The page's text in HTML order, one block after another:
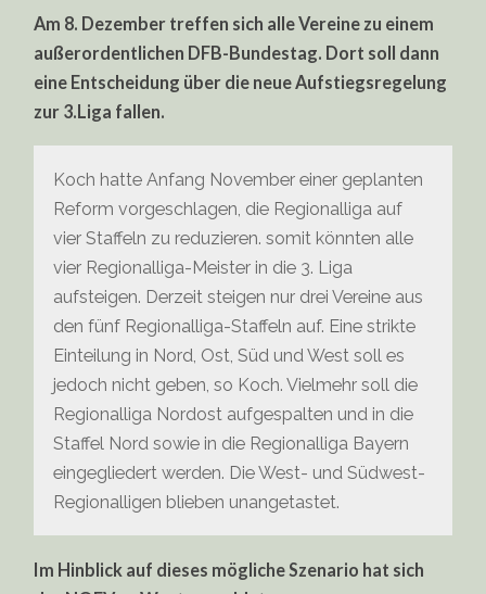
Am 8. Dezember treffen sich alle Vereine zu einem
außerordentlichen DFB-Bundestag. Dort soll dann
eine Entscheidung über die neue Aufstiegsregelung
zur 3.Liga fallen.
Koch hatte Anfang November einer geplanten
Reform vorgeschlagen, die Regionalliga auf
vier Staffeln zu reduzieren. somit könnten alle
vier Regionalliga-Meister in die 3. Liga
aufsteigen. Derzeit steigen nur drei Vereine aus
den fünf Regionalliga-Staffeln auf. Eine strikte
Einteilung in Nord, Ost, Süd und West soll es
jedoch nicht geben, so Koch. Vielmehr soll die
Regionalliga Nordost aufgespalten und in die
Staffel Nord sowie in die Regionalliga Bayern
eingegliedert werden. Die West- und Südwest-
Regionalligen blieben unangetastet.
Im Hinblick auf dieses mögliche Szenario hat sich